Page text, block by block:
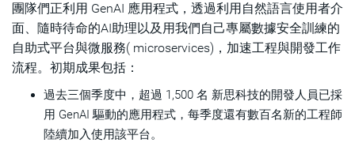
團隊們正利用 GenAI 應用程式，透過利用自然語言使用者介
面、隨時待命的AI助理以及用我們自己專屬數據安全訓練的
自助式平台與微服務( microservices)，加速工程與開發工作
流程。初期成果包括：
過去三個季度中，超過 1,500 名 新思科技的開發人員已採
用 GenAI 驅動的應用程式，每季度還有數百名新的工程師
陸續加入使用該平台。